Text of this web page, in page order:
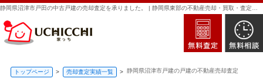
トップページ 売却査定実績一覧 静岡県沼津市戸建の戸建の不動産売却査定